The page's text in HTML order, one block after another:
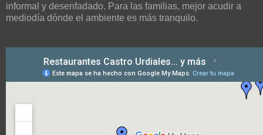
informal y desenfadado. Para las familias, mejor acudir a
mediodía dónde el ambiente es más tranquilo.